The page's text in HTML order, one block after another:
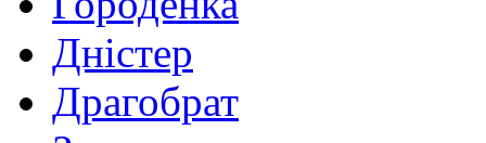
Дністер
Драгобрат